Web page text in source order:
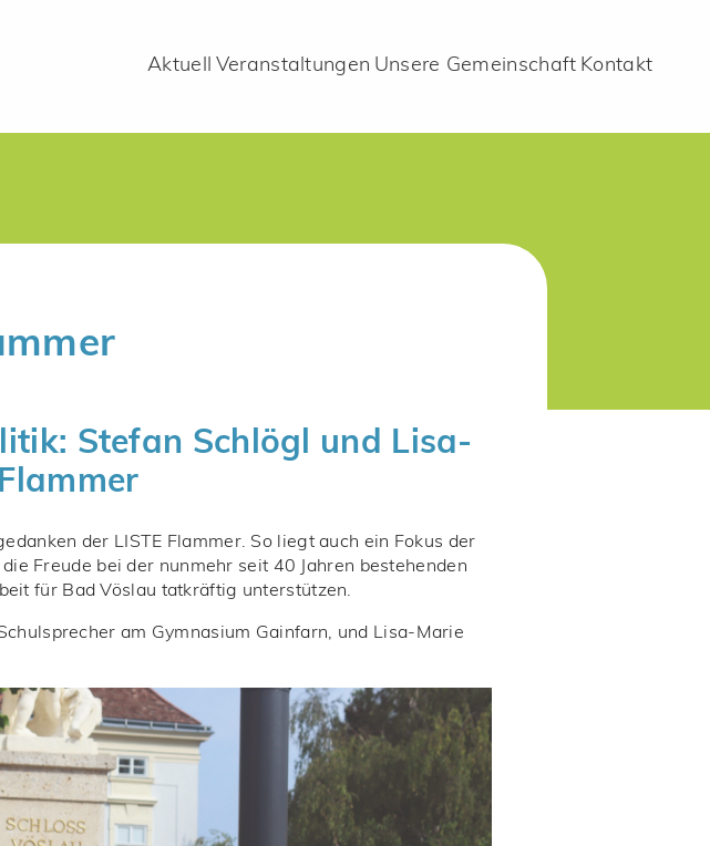
Aktuell Veranstaltungen Unsere Gemeinschaft Kontakt
Stefan Schlögl und Lisa-
der LISTE Flammer. So liegt auch ein Fokus der
Freude bei der nunmehr seit 40 Jahren bestehenden
für Bad Vöslau tatkräftig unterstützen.
am Gymnasium Gainfarn, und Lisa-Marie